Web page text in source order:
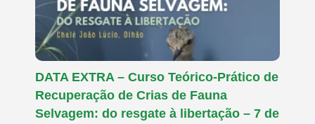
DATA EXTRA – Curso Teórico-Prático de
Recuperação de Crias de Fauna
Selvagem: do resgate à libertação – 7 de